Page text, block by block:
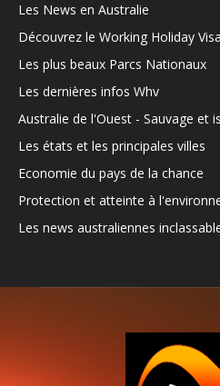
Les News en Australie
Découvrez le Working Holiday Visa
Les plus beaux Parcs Nationaux
Les dernières infos Whv
Australie de l'Ouest - Sauvage et
Les états et les principales villes
Economie du pays de la chance
Protection et atteinte à
Les news australiennes